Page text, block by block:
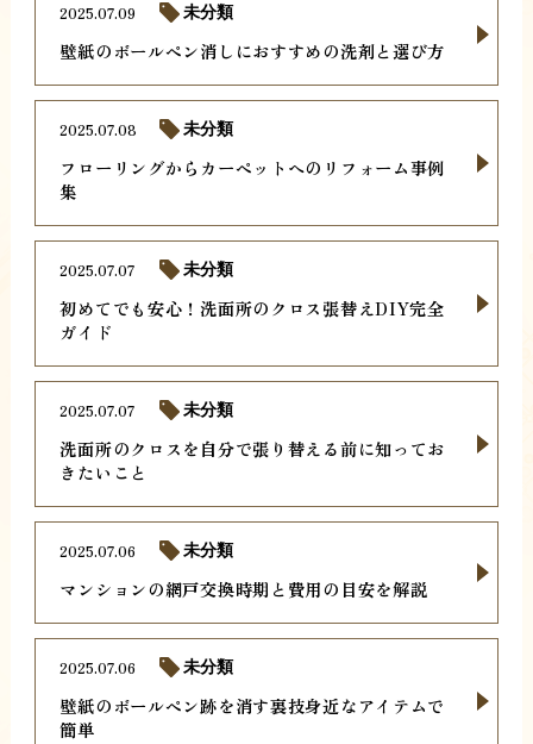
壁紙のボールペン消しにおすすめの洗剤と選び方
2025.07.09 未分類
フローリングからカーペットへのリフォーム事例
集
2025.07.08 未分類
初めてでも安心！洗面所のクロス張替えDIY完全
ガイド
2025.07.07 未分類
洗面所のクロスを自分で張り替える前に知ってお
きたいこと
2025.07.07 未分類
マンションの網戸交換時期と費用の目安を解説
2025.07.06 未分類
壁紙のボールペン跡を消す裏技身近なアイテムで
簡単
2025.07.06 未分類